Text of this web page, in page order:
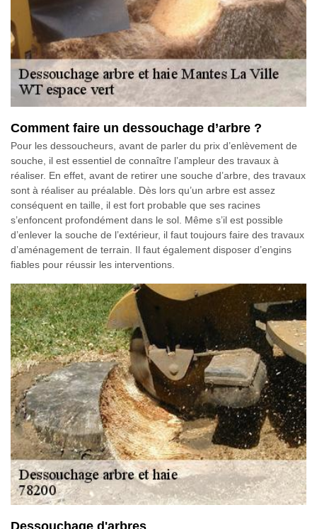
Comment faire un dessouchage d’arbre ?
Pour les dessoucheurs, avant de parler du prix d’enlèvement de
souche, il est essentiel de connaître l’ampleur des travaux à
réaliser. En effet, avant de retirer une souche d’arbre, des travaux
sont à réaliser au préalable. Dès lors qu’un arbre est assez
conséquent en taille, il est fort probable que ses racines
s’enfoncent profondément dans le sol. Même s’il est possible
d’enlever la souche de l’extérieur, il faut toujours faire des travaux
d’aménagement de terrain. Il faut également disposer d’engins
fiables pour réussir les interventions.